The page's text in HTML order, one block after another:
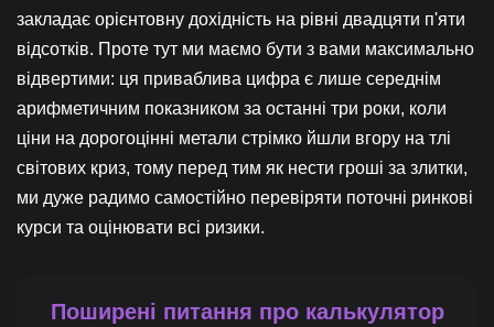
закладає орієнтовну дохідність на рівні двадцяти п'яти
відсотків. Проте тут ми маємо бути з вами максимально
відвертими: ця приваблива цифра є лише середнім
арифметичним показником за останні три роки, коли
ціни на дорогоцінні метали стрімко йшли вгору на тлі
світових криз, тому перед тим як нести гроші за злитки,
ми дуже радимо самостійно перевіряти поточні ринкові
курси та оцінювати всі ризики.
Поширені питання про калькулятор